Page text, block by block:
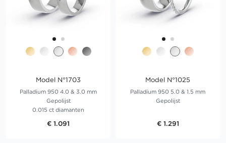
Model N°1703
Palladium 950 4.0 & 3.0 mm
Gepolijst
0.015 ct diamanten
€ 1.091
Model N°1025
Palladium 950 5.0 & 1.5 mm
Gepolijst
€ 1.291